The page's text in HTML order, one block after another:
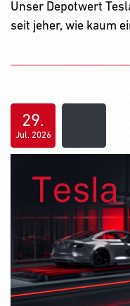
Unser Depotwert
seit jeher, wie kaum
29.
Jul. 2026